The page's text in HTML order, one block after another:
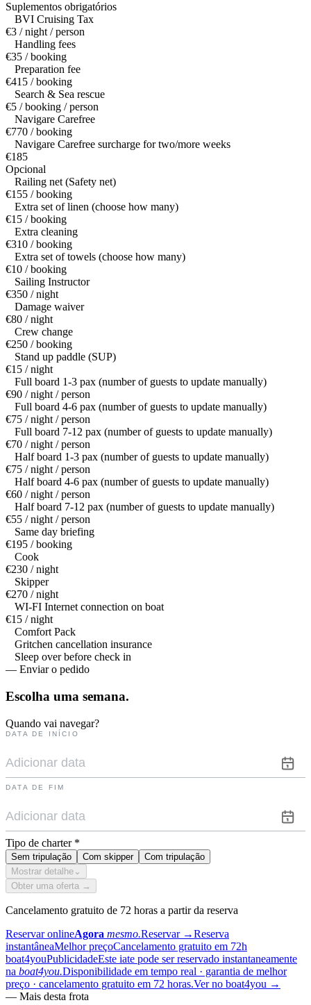
Suplementos obrigatórios
BVI Cruising Tax
€3 / night / person
Handling fees
€35 / booking
Preparation fee
€415 / booking
Search & Sea rescue
€5 / booking / person
Navigare Carefree
€770 / booking
Navigare Carefree surcharge for two/more weeks
€185
Opcional
Railing net (Safety net)
€155 / booking
Extra set of linen (choose how many)
€15 / booking
Extra cleaning
€310 / booking
Extra set of towels (choose how many)
€10 / booking
Sailing Instructor
€350 / night
Damage waiver
€80 / night
Crew change
€250 / booking
Stand up paddle (SUP)
€15 / night
Full board 1-3 pax (number of guests to update manually)
€90 / night / person
Full board 4-6 pax (number of guests to update manually)
€75 / night / person
Full board 7-12 pax (number of guests to update manually)
€70 / night / person
Half board 1-3 pax (number of guests to update manually)
€75 / night / person
Half board 4-6 pax (number of guests to update manually)
€60 / night / person
Half board 7-12 pax (number of guests to update manually)
€55 / night / person
Same day briefing
€195 / booking
Cook
€230 / night
Skipper
€270 / night
WI-FI Internet connection on boat
€15 / night
Comfort Pack
Gritchen cancellation insurance
Sleep over before check in
— Enviar o pedido
Escolha uma semana.
Quando vai navegar?
DATA DE INÍCIO
DATA DE FIM
Tipo de charter *
Sem tripulação Com skipper
Com tripulação
Mostrar detalhe ⌄
Obter uma oferta →
Cancelamento gratuito de 72 horas a partir da reserva
Reservar onlineAgora mesmo.Reservar →Reserva
instantâneaMelhor preçoCancelamento gratuito em 72h
boat4youPublicidadeEste iate pode ser reservado instantaneamente
na boat4you.Disponibilidade em tempo real · garantia de melhor
preço · cancelamento gratuito em 72 horas.Ver no boat4you →
— Mais desta frota